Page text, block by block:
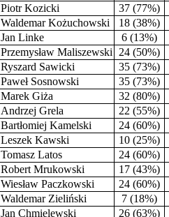
Piotr Kozicki
37 (77%)
Waldemar Kożuchowski
18 (38%)
Jan Linke
6 (13%)
Przemysław Maliszewski
24 (50%)
Ryszard Sawicki
35 (73%)
Paweł Sosnowski
35 (73%)
Marek Giża
32 (80%)
Andrzej Grela
22 (55%)
Bartłomiej Kamelski
24 (60%)
Leszek Kawski
10 (25%)
Tomasz Latos
24 (60%)
Robert Mrukowski
17 (43%)
Wiesław Paczkowski
24 (60%)
Waldemar Zieliński
7 (18%)
Jan Chmielewski
26 (63%)